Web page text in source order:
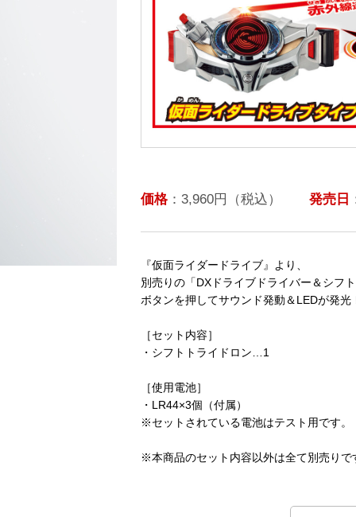
価格：3,960円（税込） 発売日
『仮面ライダードライブ』より、
別売りの「DXドライブドライバー＆シフ
ボタンを押してサウンド発動＆LEDが発
［セット内容］
・シフトトライドロン…1
［使用電池］
・LR44×3個（付属）
※セットされている電池はテスト用です。
※本商品のセット内容以外は全て別売りで